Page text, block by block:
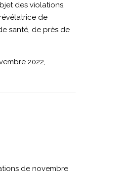
des violations.
de
santé, de près de
2022,
de novembre